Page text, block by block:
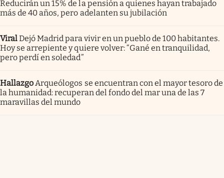
Reducirán un 15% de la pensión a quienes hayan trabajado
más de 40 años, pero adelanten su jubilación
ViralDejó Madrid para vivir en un pueblo de 100 habitantes.
Hoy se arrepiente y quiere volver: “Gané en tranquilidad,
pero perdí en soledad”
HallazgoArqueólogos se encuentran con el mayor tesoro de
la humanidad: recuperan del fondo del mar una de las 7
maravillas del mundo